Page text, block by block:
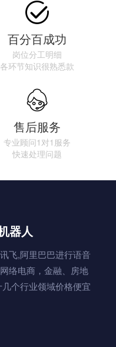

百分百成功
岗位分工明细
各环节知识很熟悉款

售后服务
专业顾问1对1服务
快速处理问题
器人
飞,阿里巴巴进行语音
络电商，金融、房地
个行业领域价格便宜